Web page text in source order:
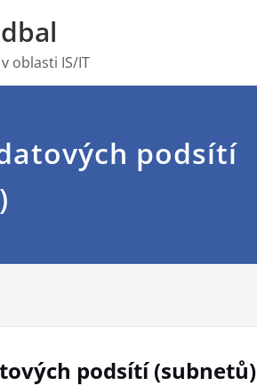
oblasti IS/IT
podsítí
podsítí (subnetů)